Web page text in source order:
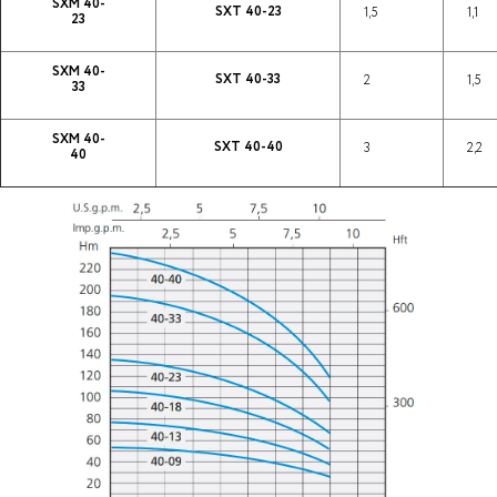
23
SXT 40-23 1,5 1,1
SXM 40-
33
SXT 40-33 2 1,5
SXM 40-
40
SXT 40-40 3 2,2